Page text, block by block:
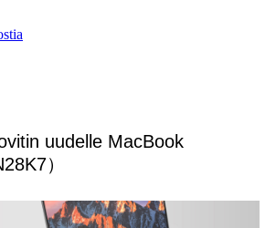
uudelle MacBook
）